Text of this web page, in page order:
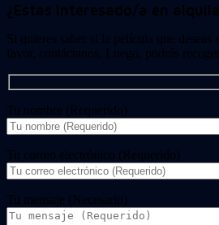
¿Estas interesado/a en
Si quieres saber si la película que
favor, contáctanos. Luego, podrás
Tu nombre (Requerido)
Tu correo electrónico (Requerido)
Tu mensaje (Necesario)